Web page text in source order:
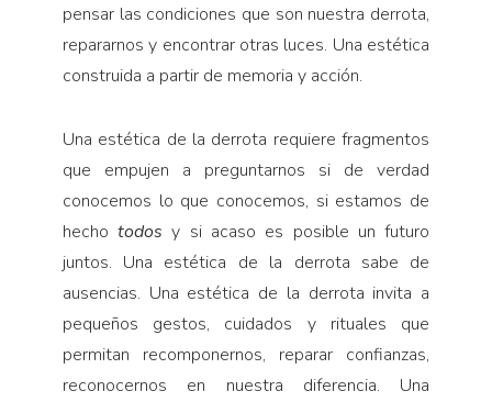
pensar las condiciones que son nuestra derrota,
repararnos y encontrar otras luces. Una estética
construida a partir de memoria y acción.
Una estética de la derrota requiere fragmentos
que empujen a preguntarnos si de verdad
conocemos lo que conocemos, si estamos de
hechotodosy si acaso es posible un futuro
juntos. Una estética de la derrota sabe de
ausencias. Una estética de la derrota invita a
pequeños gestos, cuidados y rituales que
permitan recomponernos, reparar confianzas,
reconocernos en nuestra diferencia. Una